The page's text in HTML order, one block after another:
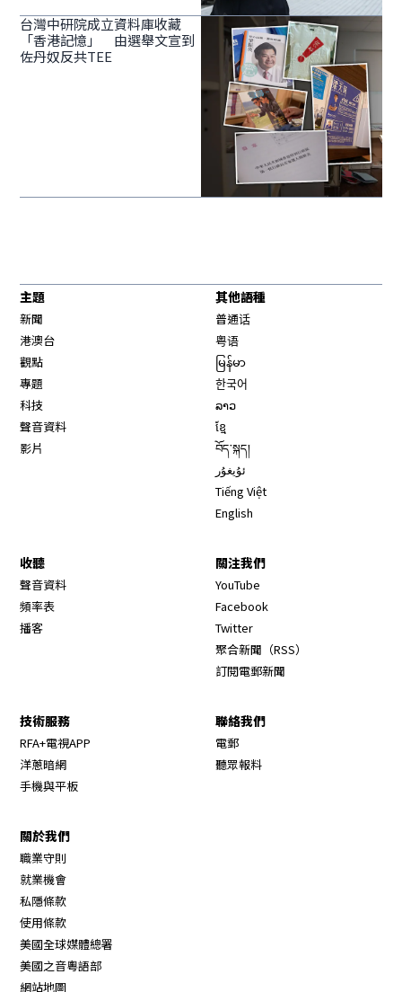
台灣中研院成立資料庫收藏
「香港記憶」 由選舉文宣到
佐丹奴反共TEE
主題
新聞
港澳台
觀點
專題
科技
聲音資料
影片
其他語種
普通话
粤语
မြန်မာ
한국어
ລາວ
ខ្មែ
བོད་སྐད།
ئۇيغۇر
Tiếng Việt
English
收聽
聲音資料
頻率表
播客
關注我們
YouTube
Facebook
Twitter
聚合新聞（RSS）
訂閱電郵新聞
技術服務
RFA+電視APP
洋蔥暗網
手機與平板
聯絡我們
電郵
聽眾報料
關於我們
職業守則
就業機會
私隱條款
使用條款
美國全球媒體總署
美國之音粵語部
網站地圖